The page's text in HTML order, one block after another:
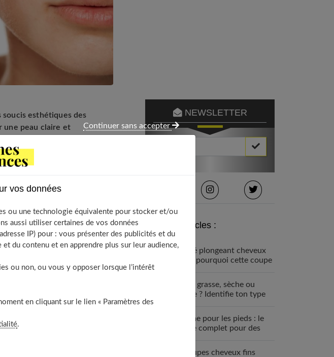
esthétiques des
une peau claire et
très compactes). Ce
On opte pour une
mousse ou un pinceau.
NEWSLETTER
Derniers articles :
Carré plongeant cheveux
fins : pourquoi cette coupe
Peau grasse, sèche ou
mixte ? Identifie ton type
Crème pour les pieds : le
guide complet pour des
7 coupes cheveux fins
vos données
ou une technologie équivalente pour stocker et/ou
aussi utiliser certaines de vos données
IP) pour : vous présenter des publicités et du
du contenu et en apprendre plus sur leur audience,
ou non, ou vous y opposer lorsque l’intérêt
en cliquant sur le lien « Paramètres des
.
Continuer sans accepter